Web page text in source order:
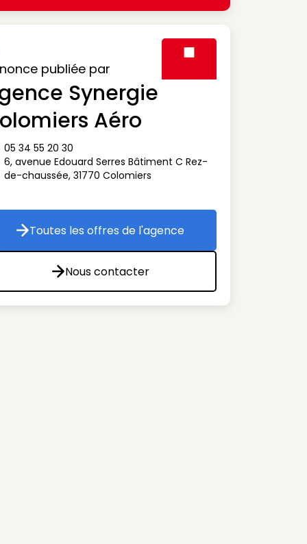
publiée par
Synergie
Aéro
téléphone
05 34 55 20 30
adresse
6, avenue Edouard Serres Bâtiment C Rez-
de-chaussée, 31770 Colomiers
Toutes les offres de l'agence
Toutes les offres de l'agence
Nous contacter
Nous contacter